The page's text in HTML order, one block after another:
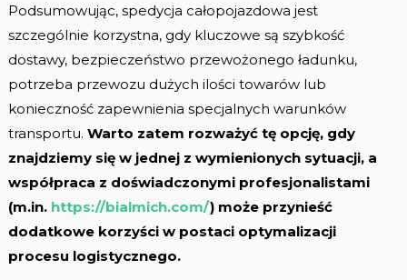
Podsumowując, spedycja całopojazdowa jest
szczególnie korzystna, gdy kluczowe są szybkość
dostawy, bezpieczeństwo przewożonego ładunku,
potrzeba przewozu dużych ilości towarów lub
konieczność zapewnienia specjalnych warunków
transportu. Warto zatem rozważyć tę opcję, gdy
znajdziemy się w jednej z wymienionych sytuacji, a
współpraca z doświadczonymi profesjonalistami
(m.in. https://bialmich.com/) może przynieść
dodatkowe korzyści w postaci optymalizacji
procesu logistycznego.